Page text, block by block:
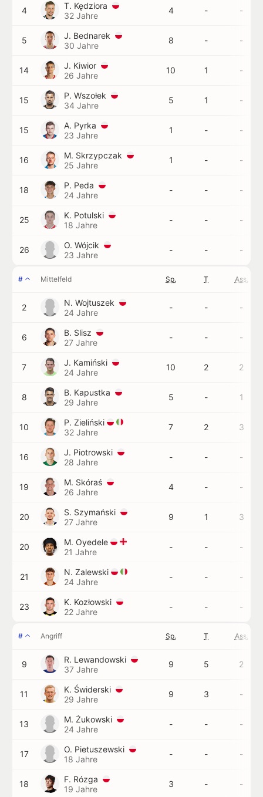
4
T. Kędziora
32 Jahre
4 - -
5
J. Bednarek
30 Jahre
8 - -
14
J. Kiwior
26 Jahre
10 1 -
15
P. Wszołek
34 Jahre
5 1 -
15
A. Pyrka
23 Jahre
1 - -
16
M. Skrzypczak
25 Jahre
1 - -
18
P. Peda
24 Jahre
- - -
25
K. Potulski
18 Jahre
- - -
26
O. Wójcik
23 Jahre
- - -
# Mittelfeld Sp. T Ass.
2
N. Wojtuszek
24 Jahre
- - -
6
B. Slisz
27 Jahre
- - -
7
J. Kamiński
24 Jahre
10 2 2
8
B. Kapustka
29 Jahre
5 - 1
10
P. Zieliński
32 Jahre
7 2 3
16
J. Piotrowski
28 Jahre
- - -
19
M. Skóraś
26 Jahre
4 - -
20
S. Szymański
27 Jahre
9 1 3
20
M. Oyedele
21 Jahre
- - -
21
N. Zalewski
24 Jahre
- - -
23
K. Kozłowski
22 Jahre
- - -
# Angriff Sp. T Ass.
9
R. Lewandowski
37 Jahre
9 5 2
11
K. Świderski
29 Jahre
9 3 -
13
M. Żukowski
24 Jahre
- - -
17
O. Pietuszewski
18 Jahre
- - -
18
F. Rózga
19 Jahre
3 - -